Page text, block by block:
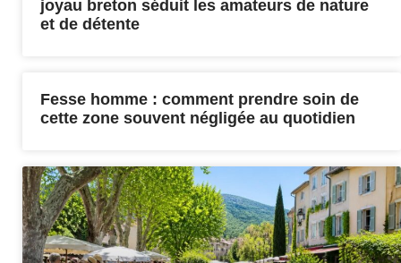
joyau breton séduit les amateurs de nature
et de détente
Fesse homme : comment prendre soin de
cette zone souvent négligée au quotidien